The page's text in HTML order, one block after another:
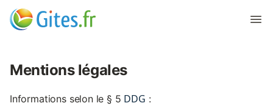
Mentions légales
Informations selon le § 5 DDG :